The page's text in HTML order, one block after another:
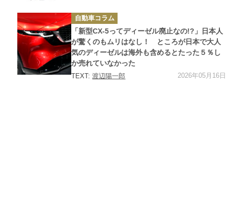
カ
テ
ゴ
リ
ー
自動車コラム
「新型CX-5ってディーゼル廃止なの!?」日本人
が驚くのもムリはなし！ ところが日本で大人
気のディーゼルは海外も含めるとたった５％し
か売れていなかった
TEXT:渡辺陽一郎 2026年05月16日